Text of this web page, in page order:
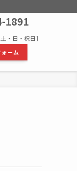
・日・祝日］
ーム